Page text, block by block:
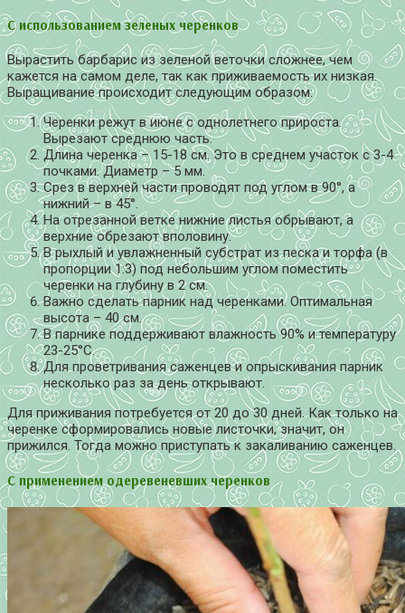
С использованием зеленых черенков
Вырастить барбарис из зеленой веточки сложнее, чем
кажется на самом деле, так как приживаемость их низкая.
Выращивание происходит следующим образом:
Черенки режут в июне с однолетнего прироста.
Вырезают среднюю часть.
Длина черенка – 15-18 см. Это в среднем участок с 3-4
почками. Диаметр – 5 мм.
Срез в верхней части проводят под углом в 90°, а
нижний – в 45°.
На отрезанной ветке нижние листья обрывают, а
верхние обрезают вполовину.
В рыхлый и увлажненный субстрат из песка и торфа (в
пропорции 1:3) под небольшим углом поместить
черенки на глубину в 2 см.
Важно сделать парник над черенками. Оптимальная
высота – 40 см.
В парнике поддерживают влажность 90% и температуру
23-25°С.
Для проветривания саженцев и опрыскивания парник
несколько раз за день открывают.
Для приживания потребуется от 20 до 30 дней. Как только на
черенке сформировались новые листочки, значит, он
прижился. Тогда можно приступать к закаливанию саженцев.
С применением одеревеневших черенков